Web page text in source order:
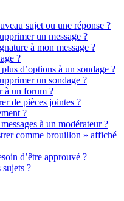
sujet ou une réponse ?
un message ?
à mon message ?
?
d’options à un sondage ?
un sondage ?
à un forum ?
de pièces jointes ?
?
à un modérateur ?
comme brouillon » affiché
d’être approuvé ?
?